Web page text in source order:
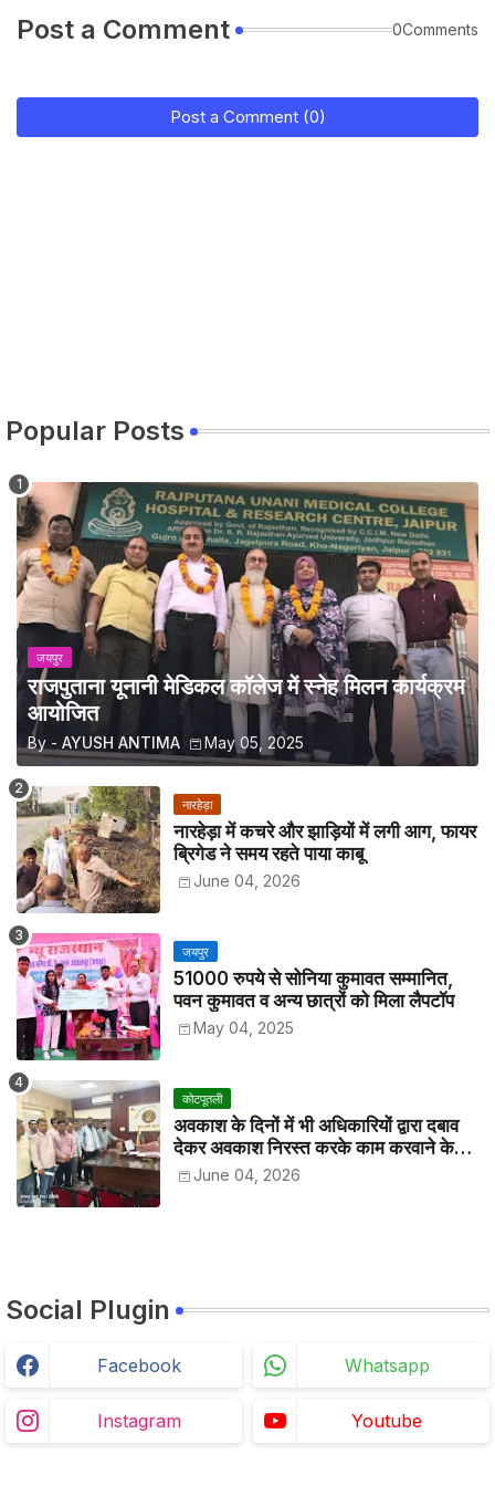
Post a Comment 0Comments
Post a Comment (0)
Popular Posts
जयपुर
राजपुताना यूनानी मेडिकल कॉलेज में स्नेह मिलन कार्यक्रम
आयोजित
By - AYUSH ANTIMA May 05, 2025
नारहेड़ा
नारहेड़ा में कचरे और झाड़ियों में लगी आग, फायर
ब्रिगेड ने समय रहते पाया काबू
June 04, 2026
जयपुर
51000 रुपये से सोनिया कुमावत सम्मानित,
पवन कुमावत व अन्य छात्रों को मिला लैपटॉप
May 04, 2025
कोटपूतली
अवकाश के दिनों में भी अधिकारियों द्वारा दबाव
देकर अवकाश निरस्त करके काम करवाने के
विरोध में कर्मचारियों ने जिला कलेक्टर को सीएस
के नाम दिया ज्ञापन
June 04, 2026
Social Plugin
Facebook Whatsapp
Instagram Youtube